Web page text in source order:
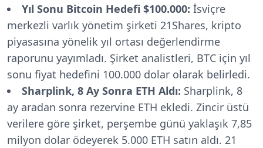
Yıl Sonu Bitcoin Hedefi $100.000: İsviçre
merkezli varlık yönetim şirketi 21Shares, kripto
piyasasına yönelik yıl ortası değerlendirme
raporunu yayımladı. Şirket analistleri, BTC için yıl
sonu fiyat hedefini 100.000 dolar olarak belirledi.
Sharplink, 8 Ay Sonra ETH Aldı: Sharplink, 8
ay aradan sonra rezervine ETH ekledi. Zincir üstü
verilere göre şirket, perşembe günü yaklaşık 7,85
milyon dolar ödeyerek 5.000 ETH satın aldı. 21